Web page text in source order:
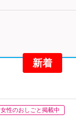
新着
女性のおしごと掲載中